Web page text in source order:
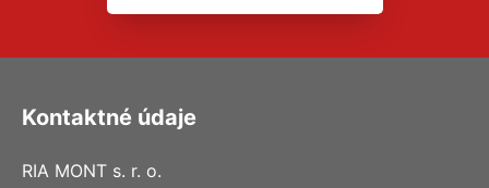
Kontaktné údaje
RIA MONT s. r. o.